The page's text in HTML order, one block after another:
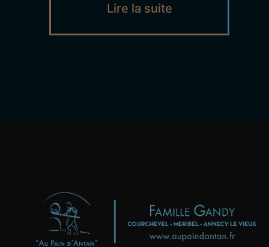
Lire la suite
Boulangeries - Pâtisseries
"Au Pain d'Antan"